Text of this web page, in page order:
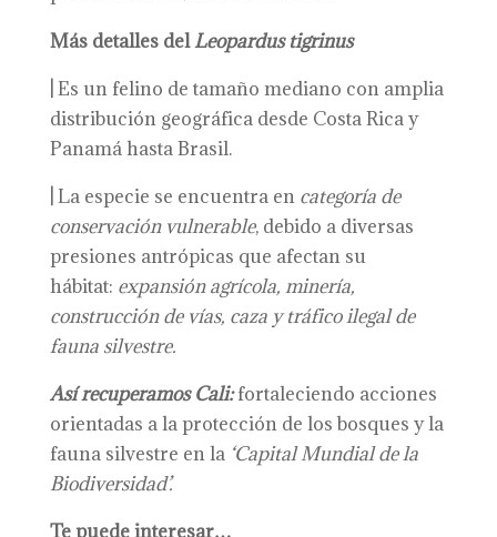
Más detalles delLeopardus tigrinus
Es un felino de tamaño mediano con amplia
distribución geográfica desde Costa Rica y
Panamá hasta Brasil.
La especie se encuentra en categoría de
conservación vulnerable, debido a diversas
presiones antrópicas que afectan su
hábitat: expansión agrícola, minería,
construcción de vías, caza y tráfico ilegal de
fauna silvestre.
Así recuperamos Cali:fortaleciendo acciones
orientadas a la protección de los bosques y la
fauna silvestre en la ‘Capital Mundial de la
Biodiversidad’.
Te puede interesar…